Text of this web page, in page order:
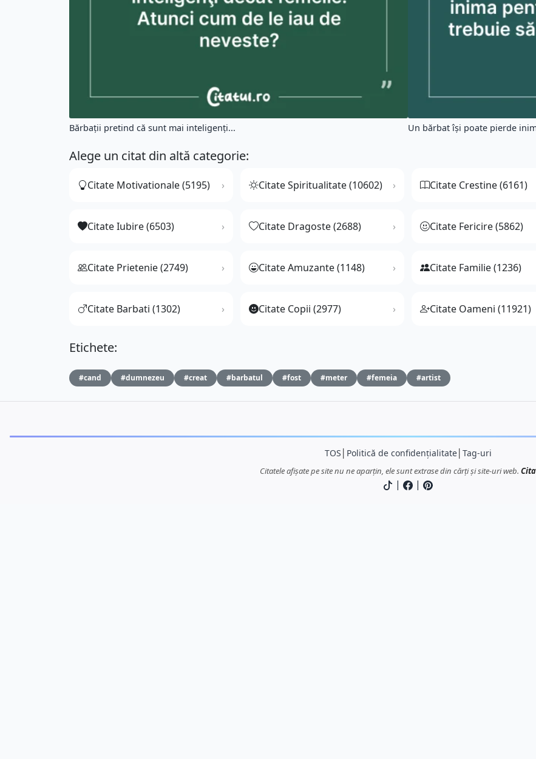
Bărbaţii pretind că sunt mai inteligenţi... Un bărbat îşi poate pierde
Alege un citat din altă categorie:
Citate Motivationale (5195) Citate Spiritualitate (10602) Citate Crestine (6161)
Citate Iubire (6503) Citate Dragoste (2688) Citate Fericire (5862)
Citate Prietenie (2749) Citate Amuzante (1148) Citate Familie (1236)
Citate Barbati (1302) Citate Copii (2977) Citate Oameni (11921)
Etichete:
#cand #dumnezeu #creat #barbatul #fost #meter #femeia #artist
TOS Politică de confidențialitate│ Tag-uri
Citatele afișate pe site nu ne aparțin, ele sunt extrase din cărți și site-uri web.
| |